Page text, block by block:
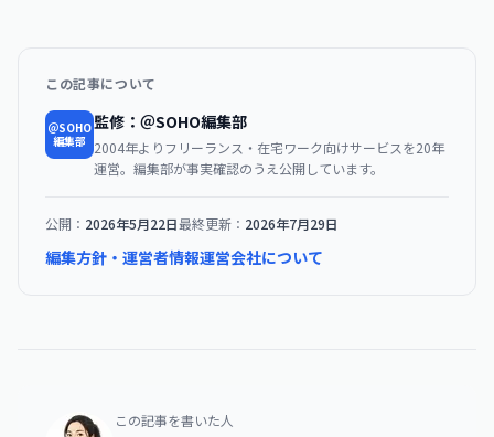
この記事について
＠SOHO
編集部
監修：＠SOHO編集部
2004年よりフリーランス・在宅ワーク向けサービスを20年
運営。編集部が事実確認のうえ公開しています。
公開： 2026年5月22日最終更新： 2026年7月29日
編集方針・運営者情報運営会社について
この記事を書いた人